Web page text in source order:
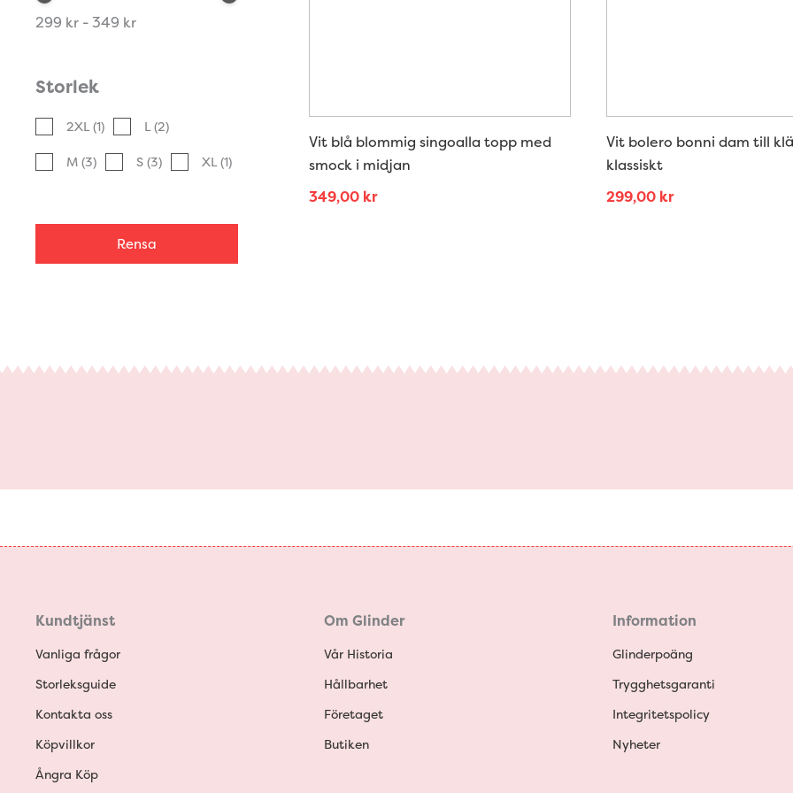
299 kr - 349 kr
Storlek
2XL (1) L (2)
M (3) S (3) XL (1)
Rensa
Vit blå blommig singoalla topp med
smock i midjan
349,00 kr
Vit bolero bonni dam till
klassiskt
299,00 kr
Kundtjänst
Vanliga frågor
Storleksguide
Kontakta oss
Köpvillkor
Ångra Köp
Om Glinder
Vår Historia
Hållbarhet
Företaget
Butiken
Information
Glinderpoäng
Trygghetsgaranti
Integritetspolicy
Nyheter